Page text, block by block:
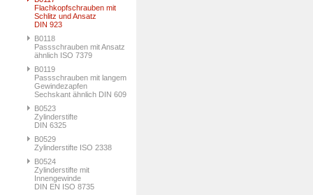
Flachkopfschrauben mit
Schlitz und Ansatz
DIN 923
B0118
Passschrauben mit Ansatz
ähnlich ISO 7379
B0119
Passschrauben mit langem
Gewindezapfen
Sechskant ähnlich DIN 609
B0523
Zylinderstifte
DIN 6325
B0529
Zylinderstifte ISO 2338
B0524
Zylinderstifte mit
Innengewinde
DIN EN ISO 8735